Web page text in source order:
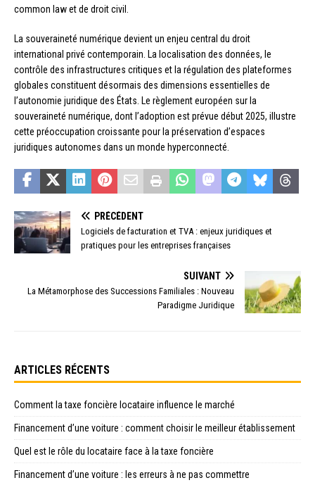
common law et de droit civil.
La souveraineté numérique devient un enjeu central du droit
international privé contemporain. La localisation des données, le
contrôle des infrastructures critiques et la régulation des plateformes
globales constituent désormais des dimensions essentielles de
l’autonomie juridique des États. Le règlement européen sur la
souveraineté numérique, dont l’adoption est prévue début 2025, illustre
cette préoccupation croissante pour la préservation d’espaces
juridiques autonomes dans un monde hyperconnecté.
PRÉCÉDENT
Logiciels de facturation et TVA : enjeux juridiques et
pratiques pour les entreprises françaises
SUIVANT
La Métamorphose des Successions Familiales : Nouveau
Paradigme Juridique
ARTICLES RÉCENTS
Comment la taxe foncière locataire influence le marché
Financement d’une voiture : comment choisir le meilleur établissement
Quel est le rôle du locataire face à la taxe foncière
Financement d’une voiture : les erreurs à ne pas commettre